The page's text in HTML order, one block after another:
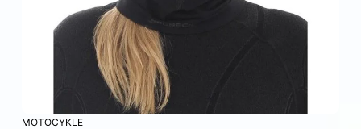
MOTOCYKLE